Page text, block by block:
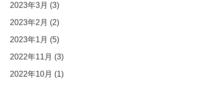
2023年3月 (3)
2023年2月 (2)
2023年1月 (5)
2022年11月 (3)
2022年10月 (1)